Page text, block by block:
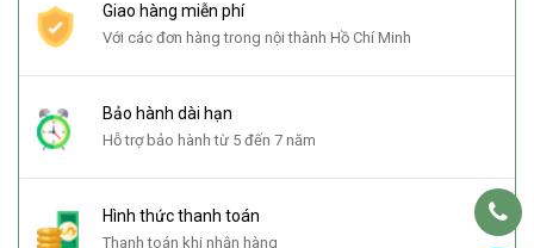
Giao hàng miễn phí
Với các đơn hàng trong nội thành Hồ Chí Minh
Bảo hành dài hạn
Hỗ trợ bảo hành từ 5 đến 7 năm
Hình thức thanh toán
Thanh toán khi nhận hàng